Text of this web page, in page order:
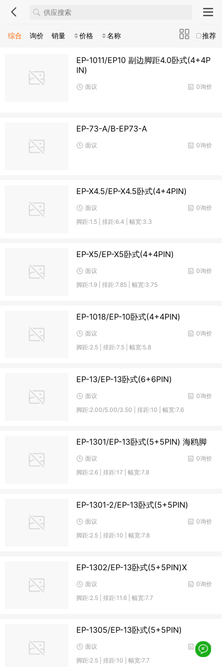
推荐
综合 询价 销量 价格 名称
EP-1011/EP10 副边脚距4.0卧式(4+4P
IN)
0询价
面议
EP-73-A/B-EP73-A
0询价
面议
EP-X4.5/EP-X4.5卧式(4+4PIN)
0询价
面议
脚距:1.5 | 排距:6.4 | 幅宽:3.3
EP-X5/EP-X5卧式(4+4PIN)
0询价
面议
脚距:1.9 | 排距:7.85 | 幅宽:3.75
EP-1018/EP-10卧式(4+4PIN)
0询价
面议
脚距:2.5 | 排距:7.5 | 幅宽:5.8
EP-13/EP-13卧式(6+6PIN)
0询价
面议
脚距:2.00/5.00/3.50 | 排距:10 | 幅宽:7.6
EP-1301/EP-13卧式(5+5PIN) 海鸥脚
0询价
面议
脚距:2.6 | 排距:17 | 幅宽:7.8
EP-1301-2/EP-13卧式(5+5PIN)
0询价
面议
脚距:2.5 | 排距:10 | 幅宽:7.8
EP-1302/EP-13卧式(5+5PIN)X
0询价
面议
脚距:2.5 | 排距:11.6 | 幅宽:7.7
EP-1305/EP-13卧式(5+5PIN)
0询价
面议
脚距:2.5 | 排距:10 | 幅宽:7.7